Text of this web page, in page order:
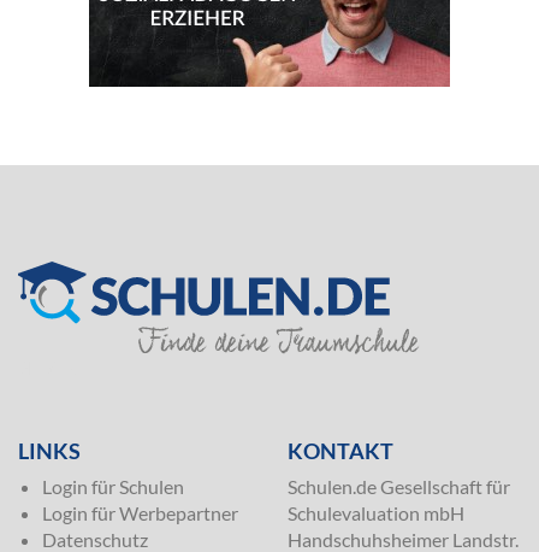
LINKS
Login für Schulen
Login für Werbepartner
Datenschutz
KONTAKT
Schulen.de Gesellschaft für
Schulevaluation mbH
Handschuhsheimer Landstr.